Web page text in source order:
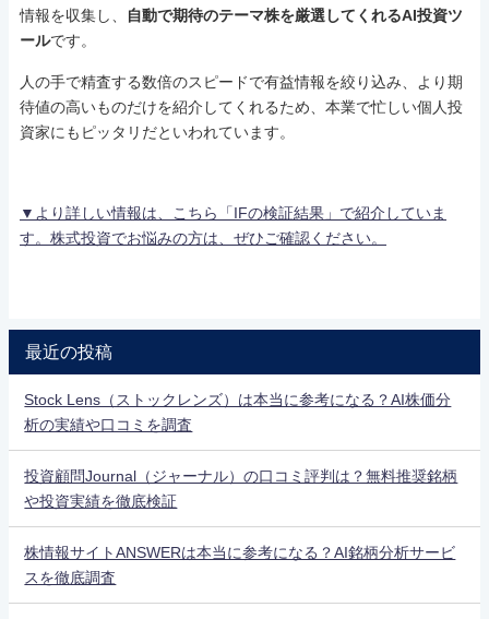
情報を収集し、
自動で期待のテーマ株を厳選してくれるAI投資ツ
ールです。
人の手で精査する数倍のスピードで有益情報を絞り込み、より期
待値の高いものだけを紹介してくれるため、本業で忙しい個人投
資家にもピッタリだといわれています。
▼より詳しい情報は、こちら「IFの検証結果」で紹介していま
す。株式投資でお悩みの方は、ぜひご確認ください。
最近の投稿
Stock Lens（ストックレンズ）は本当に参考になる？AI株価分
析の実績や口コミを調査
投資顧問Journal（ジャーナル）の口コミ評判は？無料推奨銘柄
や投資実績を徹底検証
株情報サイトANSWERは本当に参考になる？AI銘柄分析サービ
スを徹底調査